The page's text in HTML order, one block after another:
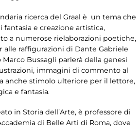
ricerca del Graal è un tema che
fantasia e creazione artistica,
a numerose rielaborazioni poetiche,
alle raffigurazioni di Dante Gabriele
Marco Bussagli parlerà della genesi
immagini di commento al
anche stimolo ulteriore per il lettore,
e fantasia.
in Storia dell’Arte, è professore di
di Belle Arti di Roma, dove